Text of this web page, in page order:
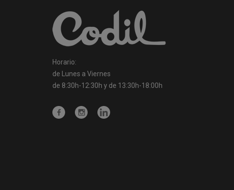
Horario:
de Lunes a Viernes
de 8:30h-12:30h y de 13:30h-18:00h